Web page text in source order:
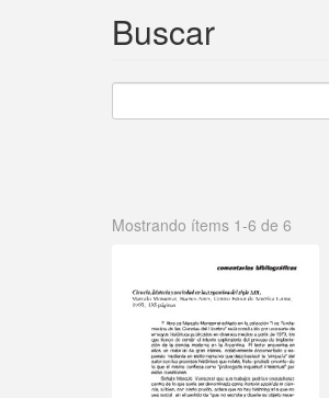
Buscar
Mostrando ítems 1-6 de 6